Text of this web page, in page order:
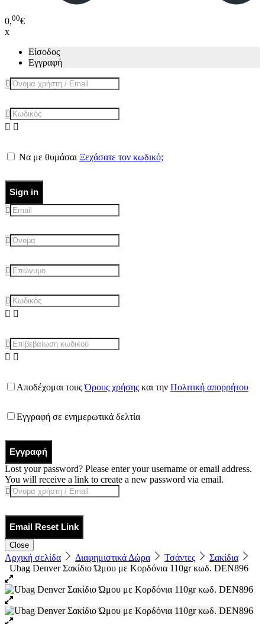
0,00€
x
Είσοδος
Εγγραφή
Να με θυμάσαι Ξεχάσατε τον κωδικό;
Sign in
Αποδέχομαι τουςΌρους χρήσης και την Πολιτική απορρήτου
Εγγραφή σε ενημερωτικά δελτία
Εγγραφή
Lost your password? Please enter your username or email address.
You will receive a link to create a new password via email.
Email Reset Link
Close
Αρχική σελίδα Διαφημιστικά Δώρα Τσάντες
Σακίδια
Ubag Denver Σακίδιο Ώμου με Κορδόνια 110gr κωδ. DEN896